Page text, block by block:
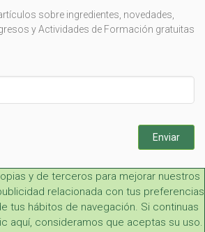
sobre ingredientes, novedades,
y Actividades de Formación gratuitas
Enviar
y de terceros para mejorar nuestros
relacionada con tus preferencias
tus hábitos de navegación. Si continuas
aquí, consideramos que aceptas su uso.